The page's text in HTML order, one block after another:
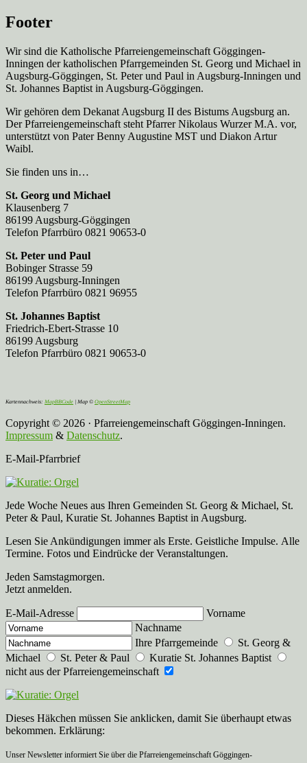
Footer
Wir sind die Katholische Pfarreien­gemeinschaft Göggingen-
Inningen der katholischen Pfarrgemeinden St. Georg und Michael in
Augsburg-Göggingen, St. Peter und Paul in Augsburg-Inningen und
St. Johannes Baptist in Augsburg-Göggingen.
Wir gehören dem Dekanat Augsburg II des Bistums Augsburg an.
Der Pfarreien­gemeinschaft steht Pfarrer Nikolaus Wurzer M.A. vor,
unterstützt von Pater Benny Augustine MST und Diakon Artur
Waibl.
Sie finden uns in…
St. Georg und Michael
Klausenberg 7
86199 Augsburg-Göggingen
Telefon Pfarrbüro 0821 90653-0
St. Peter und Paul
Bobinger Strasse 59
86199 Augsburg-Inningen
Telefon Pfarrbüro 0821 96955
St. Johannes Baptist
Friedrich-Ebert-Strasse 10
86199 Augsburg
Telefon Pfarrbüro 0821 90653-0
Kartennachweis: MapBBCode | Map © OpenStreetMap
Copyright © 2026 · Pfarreiengemeinschaft Göggingen-Inningen.
Impressum & Datenschutz.
E-Mail-Pfarrbrief
Jede Woche Neues aus Ihren Gemeinden St. Georg & Michael, St.
Peter & Paul, Kuratie St. Johannes Baptist in Augsburg.
Lesen Sie Ankündigungen immer als Erste. Geistliche Impulse. Alle
Termine. Fotos und Eindrücke der Veranstaltungen.
Jeden Samstagmorgen.
Jetzt anmelden.
E-Mail-Adresse
Vorname
Nachname
Ihre Pfarrgemeinde
St. Georg &
Michael
St. Peter & Paul
Kuratie St. Johannes Baptist
nicht aus der Pfarreiengemeinschaft
Dieses Häkchen müssen Sie anklicken, damit Sie überhaupt etwas
bekommen. Erklärung:
Unser Newsletter informiert Sie über die Pfarreiengemeinschaft Göggingen-